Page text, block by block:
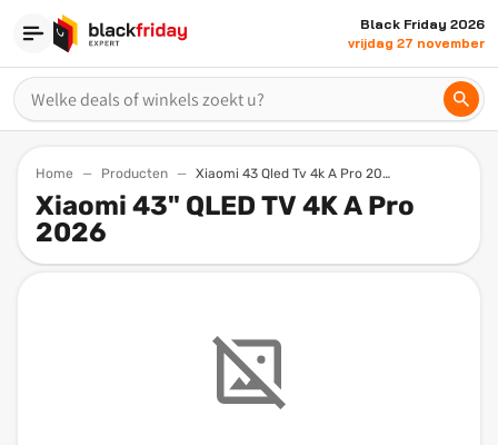
Black Friday 2026
vrijdag 27 november
Home Producten Xiaomi 43 Qled Tv 4k A Pro 2026
Xiaomi 43" QLED TV 4K A Pro
2026